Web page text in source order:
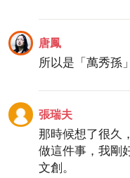
唐鳳
所以是「萬秀孫
張瑞夫
那時候想了很久
做這件事，我剛
文創。